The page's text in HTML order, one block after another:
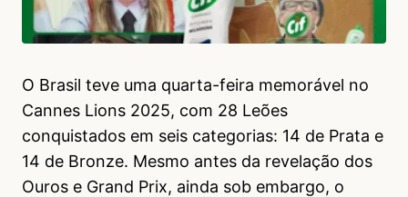
O Brasil teve uma quarta-feira memorável no
Cannes Lions 2025, com 28 Leões
conquistados em seis categorias: 14 de Prata e
14 de Bronze. Mesmo antes da revelação dos
Ouros e Grand Prix, ainda sob embargo, o